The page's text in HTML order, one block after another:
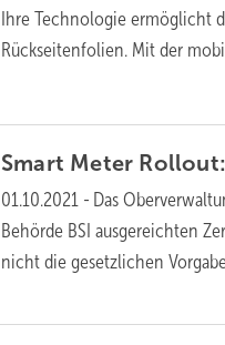
Ihre Technologie ermöglicht
Rückseitenfolien. Mit der
Smart Meter
01.10.2021 - Das
Behörde BSI ausgereichten
nicht die gesetzlichen